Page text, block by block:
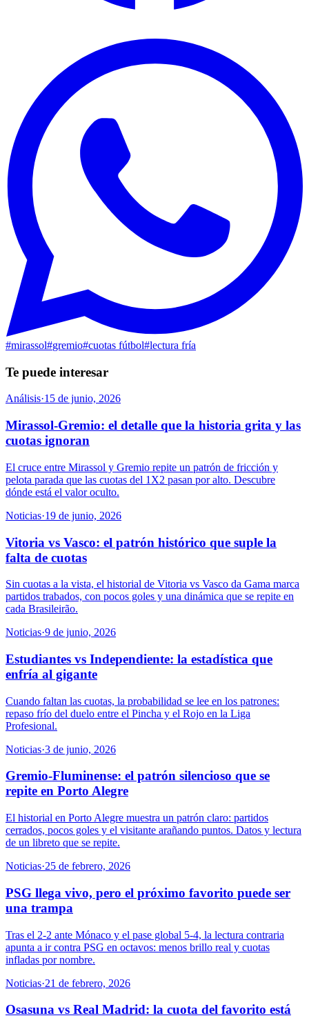
#mirassol#gremio#cuotas fútbol#lectura fría
Te puede interesar
Análisis·15 de junio, 2026
Mirassol-Gremio: el detalle que la historia grita y las
cuotas ignoran
El cruce entre Mirassol y Gremio repite un patrón de fricción y
pelota parada que las cuotas del 1X2 pasan por alto. Descubre
dónde está el valor oculto.
Noticias·19 de junio, 2026
Vitoria vs Vasco: el patrón histórico que suple la
falta de cuotas
Sin cuotas a la vista, el historial de Vitoria vs Vasco da Gama marca
partidos trabados, con pocos goles y una dinámica que se repite en
cada Brasileirão.
Noticias·9 de junio, 2026
Estudiantes vs Independiente: la estadística que
enfría al gigante
Cuando faltan las cuotas, la probabilidad se lee en los patrones:
repaso frío del duelo entre el Pincha y el Rojo en la Liga
Profesional.
Noticias·3 de junio, 2026
Gremio-Fluminense: el patrón silencioso que se
repite en Porto Alegre
El historial en Porto Alegre muestra un patrón claro: partidos
cerrados, pocos goles y el visitante arañando puntos. Datos y lectura
de un libreto que se repite.
Noticias·25 de febrero, 2026
PSG llega vivo, pero el próximo favorito puede ser
una trampa
Tras el 2-2 ante Mónaco y el pase global 5-4, la lectura contraria
apunta a ir contra PSG en octavos: menos brillo real y cuotas
infladas por nombre.
Noticias·21 de febrero, 2026
Osasuna vs Real Madrid: la cuota del favorito está